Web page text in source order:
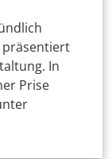
präsentiert
In
Prise